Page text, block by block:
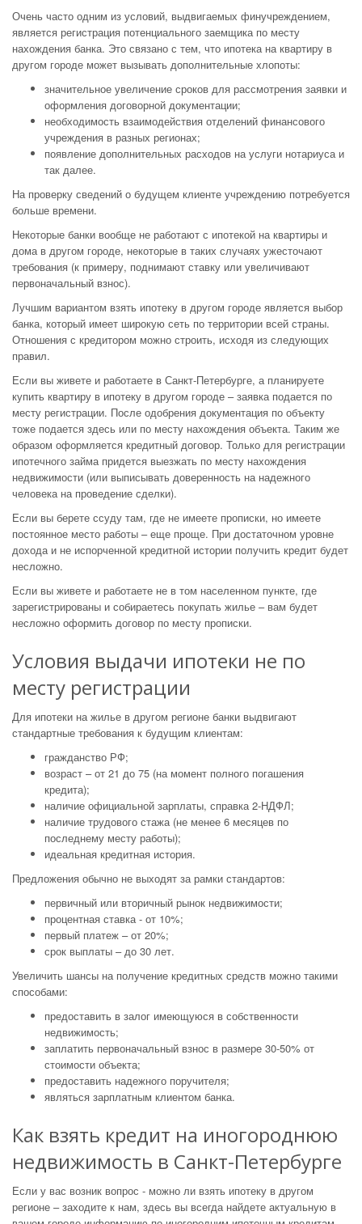
Очень часто одним из условий, выдвигаемых финучреждением,
является регистрация потенциального заемщика по месту
нахождения банка. Это связано с тем, что ипотека на квартиру в
другом городе может вызывать дополнительные хлопоты:
значительное увеличение сроков для рассмотрения заявки и
оформления договорной документации;
необходимость взаимодействия отделений финансового
учреждения в разных регионах;
появление дополнительных расходов на услуги нотариуса и
так далее.
На проверку сведений о будущем клиенте учреждению потребуется
больше времени.
Некоторые банки вообще не работают с ипотекой на квартиры и
дома в другом городе, некоторые в таких случаях ужесточают
требования (к примеру, поднимают ставку или увеличивают
первоначальный взнос).
Лучшим вариантом взять ипотеку в другом городе является выбор
банка, который имеет широкую сеть по территории всей страны.
Отношения с кредитором можно строить, исходя из следующих
правил.
Если вы живете и работаете в Санкт-Петербурге, а планируете
купить квартиру в ипотеку в другом городе – заявка подается по
месту регистрации. После одобрения документация по объекту
тоже подается здесь или по месту нахождения объекта. Таким же
образом оформляется кредитный договор. Только для регистрации
ипотечного займа придется выезжать по месту нахождения
недвижимости (или выписывать доверенность на надежного
человека на проведение сделки).
Если вы берете ссуду там, где не имеете прописки, но имеете
постоянное место работы – еще проще. При достаточном уровне
дохода и не испорченной кредитной истории получить кредит будет
несложно.
Если вы живете и работаете не в том населенном пункте, где
зарегистрированы и собираетесь покупать жилье – вам будет
несложно оформить договор по месту прописки.
Условия выдачи ипотеки не по
месту регистрации
Для ипотеки на жилье в другом регионе банки выдвигают
стандартные требования к будущим клиентам:
гражданство РФ;
возраст – от 21 до 75 (на момент полного погашения
кредита);
наличие официальной зарплаты, справка 2-НДФЛ;
наличие трудового стажа (не менее 6 месяцев по
последнему месту работы);
идеальная кредитная история.
Предложения обычно не выходят за рамки стандартов:
первичный или вторичный рынок недвижимости;
процентная ставка - от 10%;
первый платеж – от 20%;
срок выплаты – до 30 лет.
Увеличить шансы на получение кредитных средств можно такими
способами:
предоставить в залог имеющуюся в собственности
недвижимость;
заплатить первоначальный взнос в размере 30-50% от
стоимости объекта;
предоставить надежного поручителя;
являться зарплатным клиентом банка.
Как взять кредит на иногороднюю
недвижимость в Санкт-Петербурге
Если у вас возник вопрос - можно ли взять ипотеку в другом
регионе – заходите к нам, здесь вы всегда найдете актуальную в